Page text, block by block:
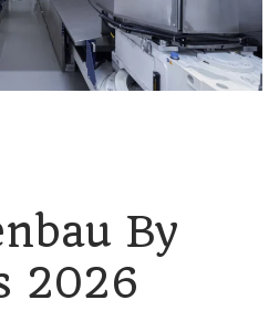
By
2026